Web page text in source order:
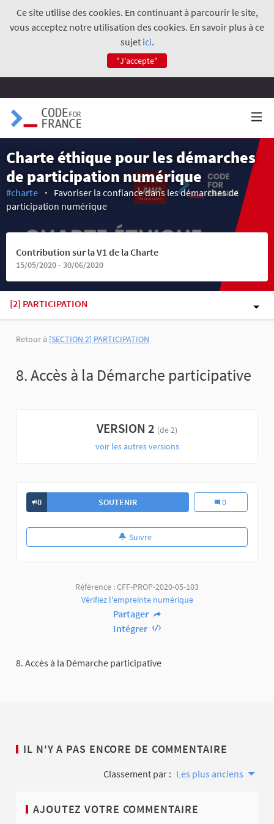
Ce site utilise des cookies. En continuant à parcourir le site,
vous acceptez notre utilisation des cookies. En savoir plus à ce
sujet ici.
"J'accepte"
Charte éthique pour les démarches
de participation numérique
#charte
Favoriser la confiance dans les démarches de
participation numérique
Contribution sur la V1 de la Charte
15/05/2020 - 30/06/2020
[2] PARTICIPATION
Retour à [SECTION 2] PARTICIPATION
8. Accès à la Démarche participative
VERSION 2 (de 2)
voir les autres versions
0 SOUTENIR 0
Suivre
Référence : CFF-PROP-2020-05-103
Vérifiez l'empreinte numérique
Partager
Intégrer
8. Accès à la Démarche participative
IL N'Y A PAS ENCORE DE COMMENTAIRE
Classement par : Les plus anciens
AJOUTEZ VOTRE COMMENTAIRE